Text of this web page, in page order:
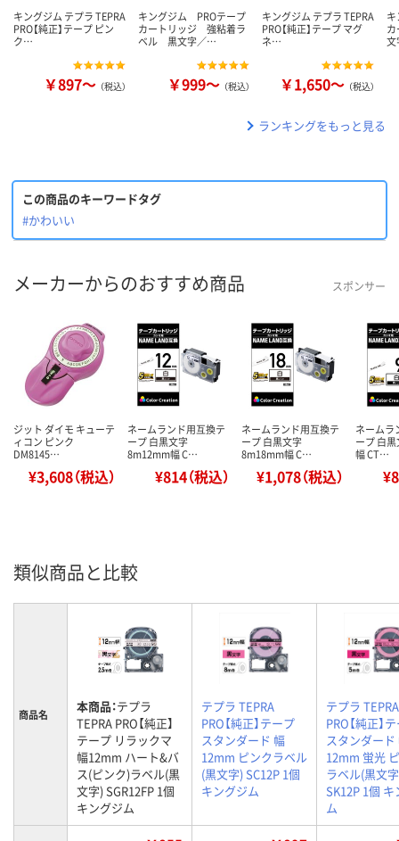
キングジム テプラ TEPRA
PRO【純正】テープ ピン
ク…
￥897～ （税込）
キングジム PROテープ
カートリッジ 強粘着ラ
ベル 黒文字／…
￥999～ （税込）
キングジム テプラ TEPRA
PRO【純正】テープ マグ
ネ…
￥1,650～ （税込）
文
ランキングをもっと見る
この商品のキーワードタグ
#かわいい
メーカーからのおすすめ商品 スポンサー
ジット ダイモ キューテ
ィコン ピンク
DM8145…
¥3,608（税込）
ネームランド用互換テ
ープ 白黒文字
8m12mm幅 C…
¥814（税込）
ネームランド用互換テ
ープ 白黒文字
8m18mm幅 C…
¥1,078（税込）
ネームラ
ープ 白
幅 CT…
類似商品と比較
商品名 本商品：テプラ
TEPRA PRO【純正】
テープ リラックマ
幅12mm ハート&バ
ス(ピンク)ラベル(黒
文字) SGR12FP 1個
キングジム
テプラ TEPRA
PRO【純正】テープ
スタンダード 幅
12mm ピンクラベル
(黒文字) SC12P 1個
キングジム
テプラ TEPRA
PRO【純正】
スタンダード
12mm 蛍光
ラベル(黒文
SK12P 1個
ム